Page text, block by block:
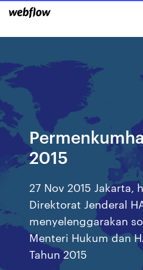
2015
27 Nov 2015 Jakarta,
Direktorat Jenderal
menyelenggarakan
Menteri Hukum dan
Tahun 2015